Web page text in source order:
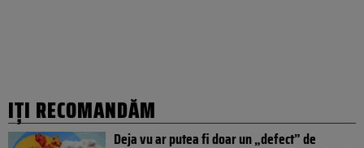
IȚI RECOMANDĂM
Deja vu ar putea fi doar un „defect” de